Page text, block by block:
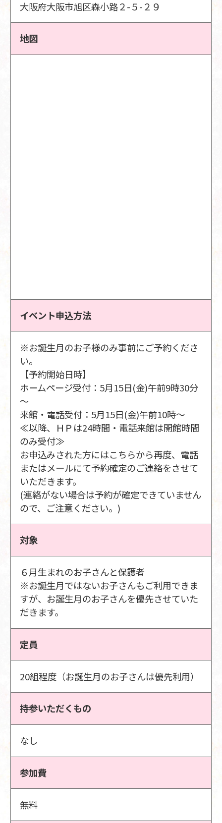
大阪府大阪市旭区森小路２-５-２９
地図
イベント申込方法
※お誕生月のお子様のみ事前にご予約くださ
い。
【予約開始日時】
ホームページ受付：5月15日(金)午前9時30分
～
来館・電話受付：5月15日(金)午前10時～
≪以降、ＨＰは24時間・電話来館は開館時間
のみ受付≫
お申込みされた方にはこちらから再度、電話
またはメールにて予約確定のご連絡をさせて
いただきます。
(連絡がない場合は予約が確定できていません
ので、ご注意ください。)
対象
６月生まれのお子さんと保護者
※お誕生月ではないお子さんもご利用できま
すが、お誕生月のお子さんを優先させていた
だきます。
定員
20組程度（お誕生月のお子さんは優先利用）
持参いただくもの
なし
参加費
無料